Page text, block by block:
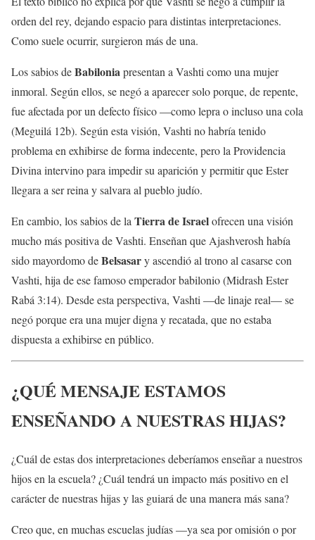
orden del rey, dejando espacio para distintas interpretaciones.
Como suele ocurrir, surgieron más de una.
Los sabios deBabiloniapresentan a Vashti como una mujer
inmoral. Según ellos, se negó a aparecer solo porque, de repente,
fue afectada por un defecto físico —como lepra o incluso una cola
(Meguilá 12b). Según esta visión, Vashti no habría tenido
problema en exhibirse de forma indecente, pero la Providencia
Divina intervino para impedir su aparición y permitir que Ester
llegara a ser reina y salvara al pueblo judío.
En cambio, los sabios de la Tierra de Israelofrecen una visión
mucho más positiva de Vashti. Enseñan que Ajashverosh había
sido mayordomo deBelsasary ascendió al trono al casarse con
Vashti, hija de ese famoso emperador babilonio (Midrash Ester
Rabá 3:14). Desde esta perspectiva, Vashti —de linaje real— se
negó porque era una mujer digna y recatada, que no estaba
dispuesta a exhibirse en público.
¿QUÉ MENSAJE ESTAMOS
ENSEÑANDO A NUESTRAS HIJAS?
¿Cuál de estas dos interpretaciones deberíamos enseñar a nuestros
hijos en la escuela? ¿Cuál tendrá un impacto más positivo en el
carácter de nuestras hijas y las guiará de una manera más sana?
Creo que, en muchas escuelas judías —ya sea por omisión o por